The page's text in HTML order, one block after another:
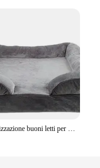
Personalizzazione buoni letti per animali domestici ortopedici traspiranti ciniglia Gel rinfrescante Memory Foam letto per cani letto per cani ortopedico medio grande